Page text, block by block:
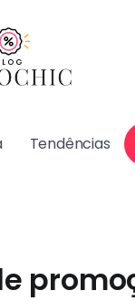
Tendências